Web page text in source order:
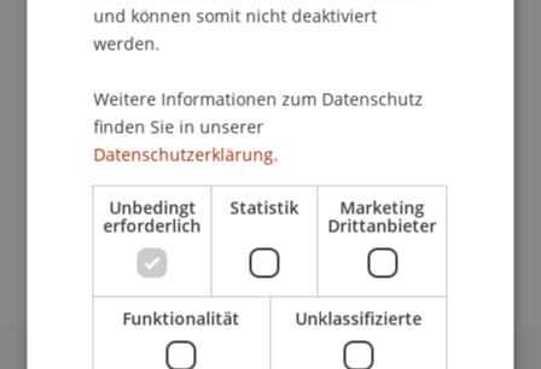
Universität Liechtenstein
Fürst-Franz-Josef-Strasse
9490 Vaduz
Liechtenstein
nicole.holzer@uni.li
und können somit nicht deaktiviert
werden.
Weitere Informationen zum Datenschutz
finden Sie in unserer
Datenschutzerklärung.
Unbedingt
erforderlich
Statistik Marketing
Drittanbieter
Funktionalität Unklassifizierte